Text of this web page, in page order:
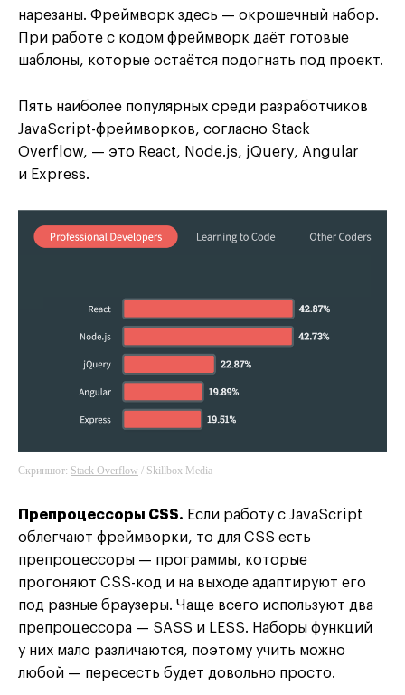
нарезаны. Фреймворк здесь — окрошечный набор.
При работе с кодом фреймворк даёт готовые
шаблоны, которые остаётся подогнать под проект.
Пять наиболее популярных среди разработчиков
JavaScript-фреймворков, согласно Stack
Overflow, — это React, Node.js, jQuery, Angular
и Express.
Скриншот: Stack Overflow / Skillbox Media
Препроцессоры CSS. Если работу с JavaScript
облегчают фреймворки, то для CSS есть
препроцессоры — программы, которые
прогоняют CSS-код и на выходе адаптируют его
под разные браузеры. Чаще всего используют два
препроцессора — SASS и LESS. Наборы функций
у них мало различаются, поэтому учить можно
любой — пересесть будет довольно просто.